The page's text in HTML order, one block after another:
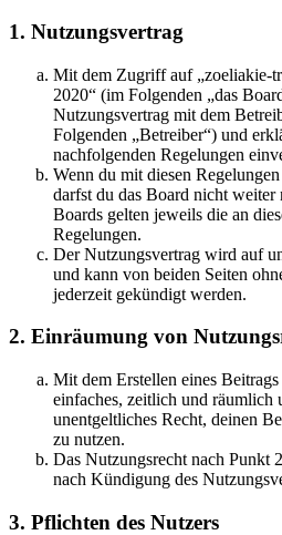
1. Nutzungsvertrag
Mit dem Zugriff auf „zoeliakie-
2020“ (im Folgenden „das
Nutzungsvertrag mit dem
Folgenden „Betreiber“) und
nachfolgenden Regelungen
Wenn du mit diesen
darfst du das Board nicht
Boards gelten jeweils die an
Regelungen.
Der Nutzungsvertrag wird auf
und kann von beiden Seiten
jederzeit gekündigt werden.
2. Einräumung von
Mit dem Erstellen eines
einfaches, zeitlich und räumlich
unentgeltliches Recht, deinen
zu nutzen.
Das Nutzungsrecht nach Punkt
nach Kündigung des
3. Pflichten des Nutzers